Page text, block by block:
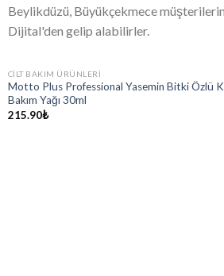
Beylikdüzü, Büyükçekmece
Dijital'den gelip alabilirler.
CILT BAKIM ÜRÜNLERI
Motto Plus Professional Yasemin Bitki Özlü
Bakım Yağı 30ml
215.90₺